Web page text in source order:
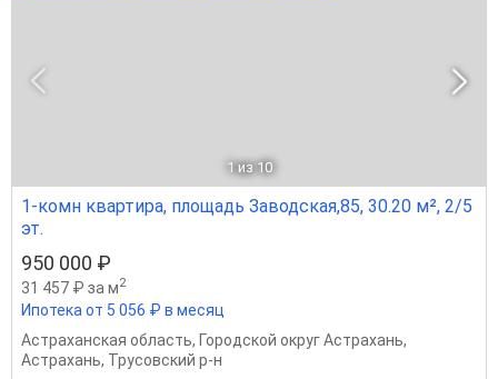
1 из 10
1-комн квартира, площадь Заводская,85, 30.20 м², 2/5
эт.
950 000 ₽
31 457 ₽ за м2
Ипотека от 5 056 ₽ в месяц
Астраханская область, Городской округ Астрахань,
Астрахань, Трусовский р-н